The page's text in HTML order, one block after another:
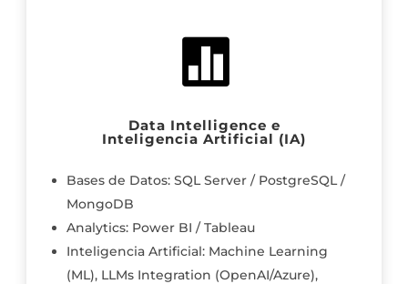

Data Intelligence e
Inteligencia Artificial (IA)
Bases de Datos: SQL Server / PostgreSQL /
MongoDB
Analytics: Power BI / Tableau
Inteligencia Artificial: Machine Learning
(ML), LLMs Integration (OpenAI/Azure),